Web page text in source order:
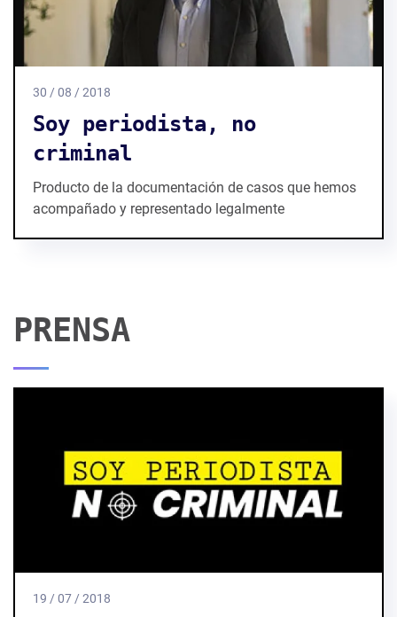
30 / 08 / 2018
Soy periodista, no
criminal
Producto de la documentación de casos que hemos
acompañado y representado legalmente
PRENSA
19 / 07 / 2018